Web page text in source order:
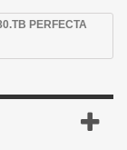
PERFECTA